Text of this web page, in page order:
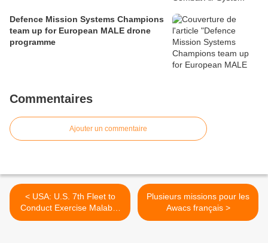
Defence Mission Systems Champions
team up for European MALE drone
programme
Commentaires
Ajouter un commentaire
< USA: U.S. 7th Fleet to
Conduct Exercise Malabar
with Indian Navy
Plusieurs missions pour les
Awacs français >